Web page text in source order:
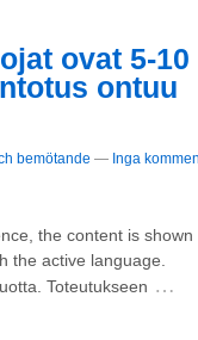
ovat 5-10
ontuu
bemötande — Inga
the content is shown
the active language.
Toteutukseen …